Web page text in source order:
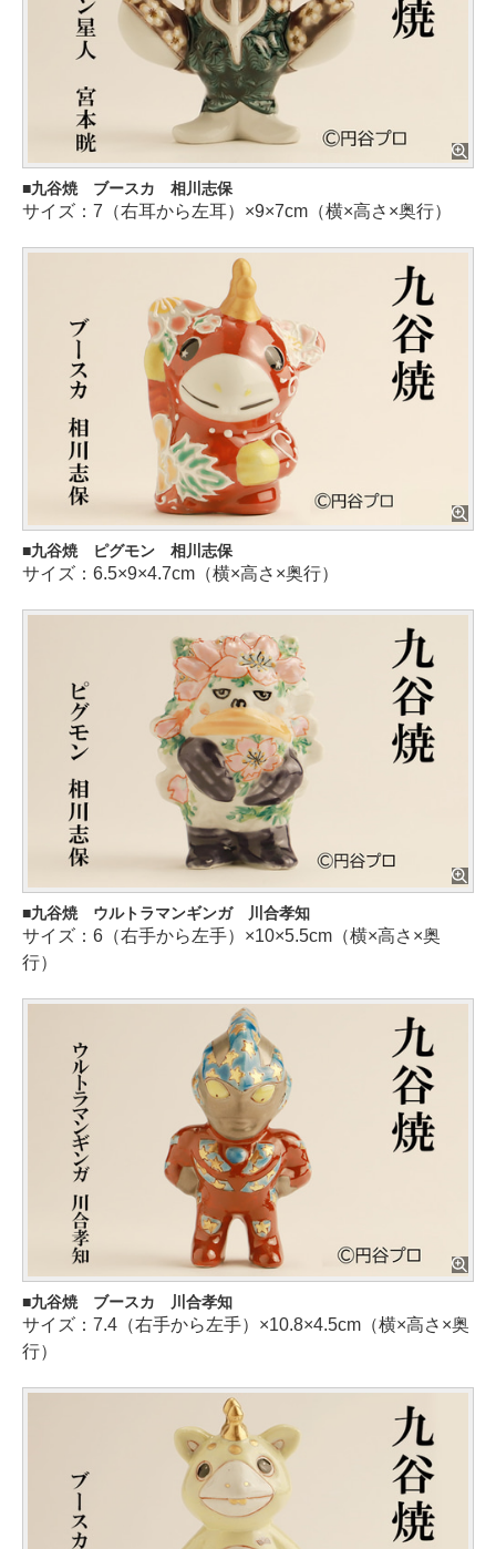
九谷焼 ブースカ 相川志保
サイズ：7（右耳から左耳）×9×7cm（横×高さ×奥行）
九谷焼 ピグモン 相川志保
サイズ：6.5×9×4.7cm（横×高さ×奥行）
九谷焼 ウルトラマンギンガ 川合孝知
サイズ：6（右手から左手）×10×5.5cm（横×高さ×奥
行）
九谷焼 ブースカ 川合孝知
サイズ：7.4（右手から左手）×10.8×4.5cm（横×高さ×奥
行）